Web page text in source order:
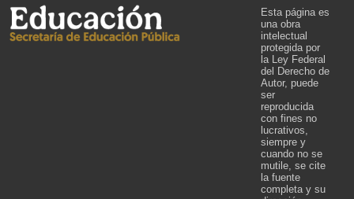
Esta página es
una obra
intelectual
protegida por
la Ley Federal
del Derecho de
Autor, puede
ser
reproducida
con fines no
lucrativos,
siempre y
cuando no se
mutile, se cite
la fuente
completa y su